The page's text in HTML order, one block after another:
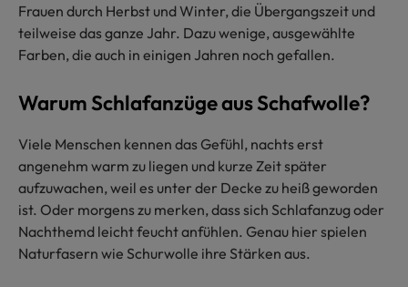
Frauen durch Herbst und Winter, die Übergangszeit und
teilweise das ganze Jahr. Dazu wenige, ausgewählte
Farben, die auch in einigen Jahren noch gefallen.
Warum Schlafanzüge aus Schafwolle?
Viele Menschen kennen das Gefühl, nachts erst
angenehm warm zu liegen und kurze Zeit später
aufzuwachen, weil es unter der Decke zu heiß geworden
ist. Oder morgens zu merken, dass sich Schlafanzug oder
Nachthemd leicht feucht anfühlen. Genau hier spielen
Naturfasern wie Schurwolle ihre Stärken aus.